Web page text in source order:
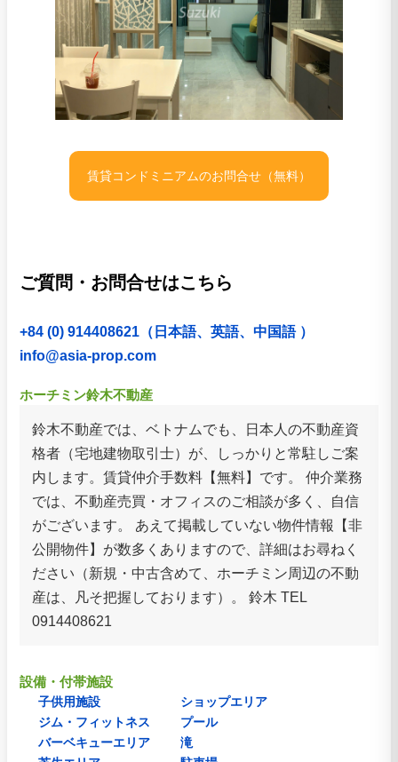
賃貸コンドミニアムのお問合せ（無料）
ご質問・お問合せはこちら
+84 (0) 914408621（日本語、英語、中国語 ）
info@asia-prop.com
ホーチミン鈴木不動産
鈴木不動産では、ベトナムでも、日本人の不動産資
格者（宅地建物取引士）が、しっかりと常駐しご案
内します。賃貸仲介手数料【無料】です。 仲介業務
では、不動産売買・オフィスのご相談が多く、自信
がございます。 あえて掲載していない物件情報【非
公開物件】が数多くありますので、詳細はお尋ねく
ださい（新規・中古含めて、ホーチミン周辺の不動
産は、凡そ把握しております）。 鈴木 TEL
0914408621
設備・付帯施設
子供用施設
ショップエリア
ジム・フィットネス
プール
バーベキューエリア
滝